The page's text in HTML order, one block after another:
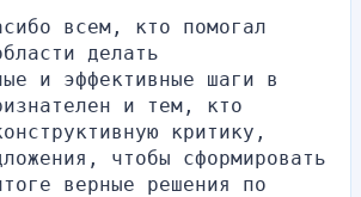
всем, кто помогал
делать
и эффективные шаги в
и тем, кто
критику,
чтобы сформировать
верные решения по